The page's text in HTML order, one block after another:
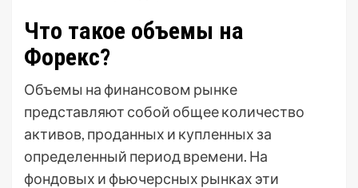
Что такое объемы на
Форекс?
Объемы на финансовом рынке
представляют собой общее количество
активов, проданных и купленных за
определенный период времени. На
фондовых и фьючерсных рынках эти